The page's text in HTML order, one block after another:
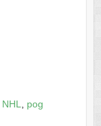
NHL pog